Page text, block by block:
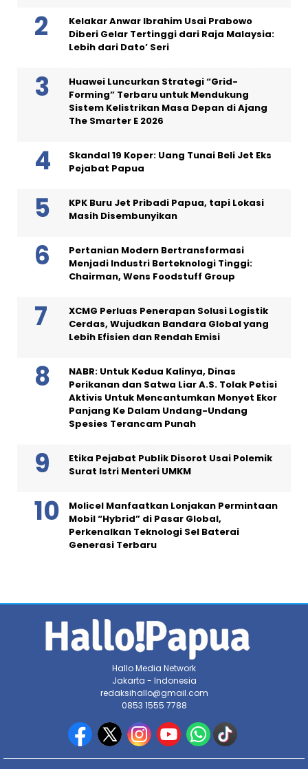
Kelakar Anwar Ibrahim Usai Prabowo
Diberi Gelar Tertinggi dari Raja Malaysia:
Lebih dari Dato’ Seri
Huawei Luncurkan Strategi “Grid-
Forming” Terbaru untuk Mendukung
Sistem Kelistrikan Masa Depan di Ajang
The Smarter E 2026
Skandal 19 Koper: Uang Tunai Beli Jet Eks
Pejabat Papua
KPK Buru Jet Pribadi Papua, tapi Lokasi
Masih Disembunyikan
Pertanian Modern Bertransformasi
Menjadi Industri Berteknologi Tinggi:
Chairman, Wens Foodstuff Group
XCMG Perluas Penerapan Solusi Logistik
Cerdas, Wujudkan Bandara Global yang
Lebih Efisien dan Rendah Emisi
NABR: Untuk Kedua Kalinya, Dinas
Perikanan dan Satwa Liar A.S. Tolak Petisi
Aktivis Untuk Mencantumkan Monyet Ekor
Panjang Ke Dalam Undang-Undang
Spesies Terancam Punah
Etika Pejabat Publik Disorot Usai Polemik
Surat Istri Menteri UMKM
Molicel Manfaatkan Lonjakan Permintaan
Mobil “Hybrid” di Pasar Global,
Perkenalkan Teknologi Sel Baterai
Generasi Terbaru
Hallo Media Network
Jakarta - Indonesia
redaksihallo@gmail.com
0853 1555 7788